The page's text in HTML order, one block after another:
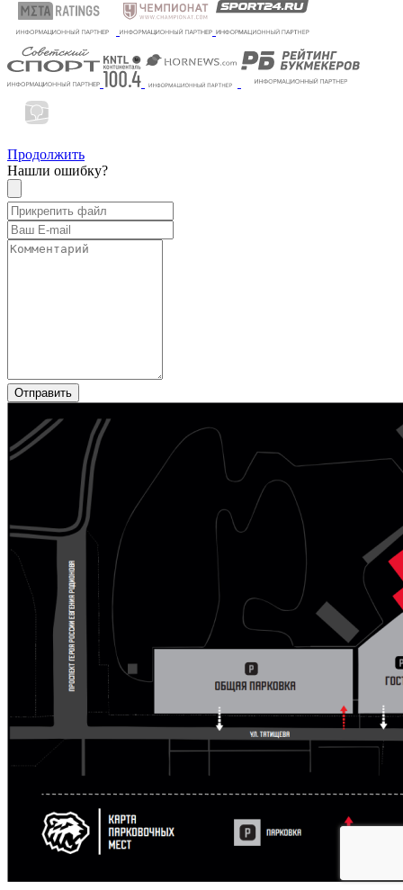
Продолжить
Нашли ошибку?